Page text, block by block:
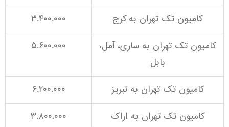
کامیون تک تهران به کرج
۳.۴۰۰.۰۰۰
کامیون تک تهران به ساری، آمل،
بابل
۵.۶۰۰.۰۰۰
کامیون تک تهران به تبریز
۶.۲۰۰.۰۰۰
کامیون تک تهران به اراک
۳.۸۰۰.۰۰۰